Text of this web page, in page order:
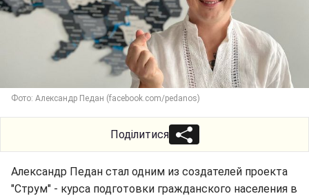
Фото: Александр Педан (facebook.com/pedanos)
Поділитися
Александр Педан стал одним из создателей проекта
"Струм" - курса подготовки гражданского населения в